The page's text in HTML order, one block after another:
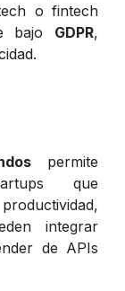
o fintech
bajo GDPR,
permite
que
integrar
de APIs